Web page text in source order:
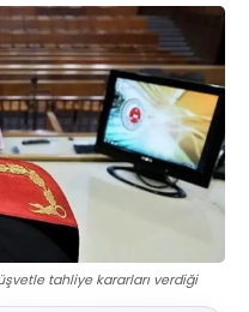
tahliye kararları verdiği